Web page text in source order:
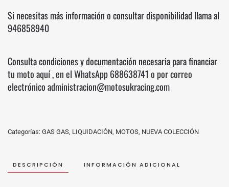
Si necesitas más información o consultar disponibilidad llama al
946858940
Consulta condiciones y documentación necesaria para financiar
tu motoaquí, en el WhatsApp688638741 o por correo
electrónico administracion@motosukracing.com
Categorías: GAS GAS, LIQUIDACIÓN, MOTOS, NUEVA COLECCIÓN
DESCRIPCIÓN INFORMACIÓN ADICIONAL